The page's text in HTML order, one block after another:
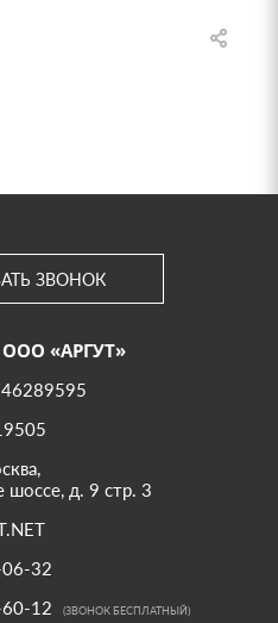
ЗВОНОК
«АРГУТ»
шоссе, д. 9 стр. 3
32
12
(ЗВОНОК БЕСПЛАТНЫЙ)